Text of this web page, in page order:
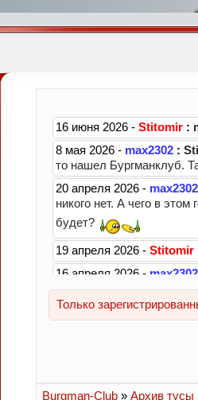
Burgman-Club » Архив тусы